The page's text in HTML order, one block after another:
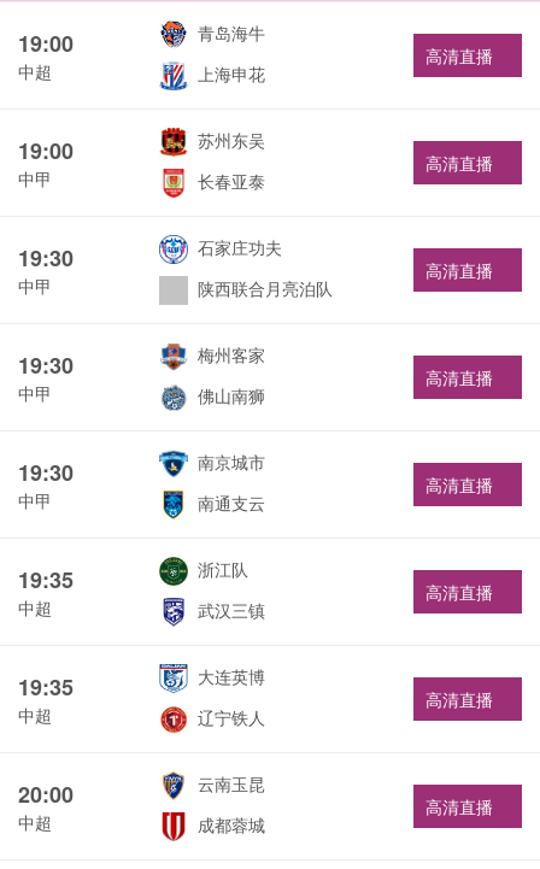
19:00
中超
青岛海牛
上海申花
高清直播
19:00
中甲
苏州东吴
长春亚泰
高清直播
19:30
中甲
石家庄功夫
陕西联合月亮泊队
高清直播
19:30
中甲
梅州客家
佛山南狮
高清直播
19:30
中甲
南京城市
南通支云
高清直播
19:35
中超
浙江队
武汉三镇
高清直播
19:35
中超
大连英博
辽宁铁人
高清直播
20:00
中超
云南玉昆
成都蓉城
高清直播